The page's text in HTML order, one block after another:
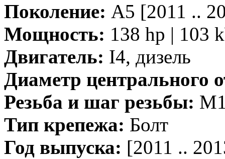
Поколение: A5 [2011 ..
Мощность: 138 hp | 103
Двигатель: I4, дизель
Диаметр центрального
Резьба и шаг резьбы:
Тип крепежа: Болт
Год выпуска: [2011 ..